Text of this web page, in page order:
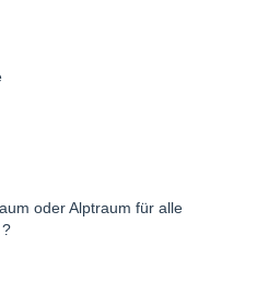
oder Alptraum für alle